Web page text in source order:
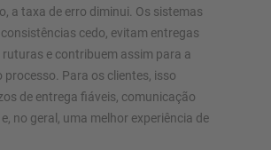
a taxa de erro diminui. Os sistemas
cedo, evitam entregas
e contribuem assim para a
processo. Para os clientes, isso
de entrega fiáveis, comunicação
no geral, uma melhor experiência de